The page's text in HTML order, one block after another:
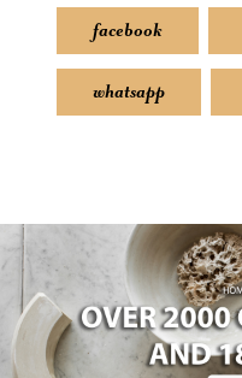
facebook
whatsapp